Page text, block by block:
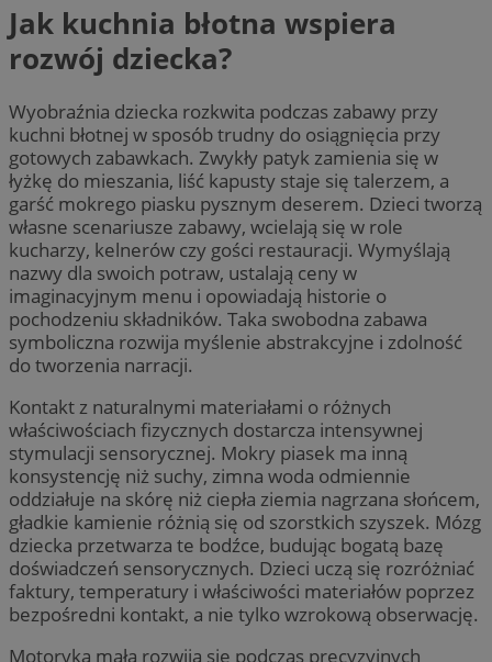
Jak kuchnia błotna wspiera
rozwój dziecka?
Wyobraźnia dziecka rozkwita podczas zabawy przy
kuchni błotnej w sposób trudny do osiągnięcia przy
gotowych zabawkach. Zwykły patyk zamienia się w
łyżkę do mieszania, liść kapusty staje się talerzem, a
garść mokrego piasku pysznym deserem. Dzieci tworzą
własne scenariusze zabawy, wcielają się w role
kucharzy, kelnerów czy gości restauracji. Wymyślają
nazwy dla swoich potraw, ustalają ceny w
imaginacyjnym menu i opowiadają historie o
pochodzeniu składników. Taka swobodna zabawa
symboliczna rozwija myślenie abstrakcyjne i zdolność
do tworzenia narracji.
Kontakt z naturalnymi materiałami o różnych
właściwościach fizycznych dostarcza intensywnej
stymulacji sensorycznej. Mokry piasek ma inną
konsystencję niż suchy, zimna woda odmiennie
oddziałuje na skórę niż ciepła ziemia nagrzana słońcem,
gładkie kamienie różnią się od szorstkich szyszek. Mózg
dziecka przetwarza te bodźce, budując bogatą bazę
doświadczeń sensorycznych. Dzieci uczą się rozróżniać
faktury, temperatury i właściwości materiałów poprzez
bezpośredni kontakt, a nie tylko wzrokową obserwację.
Motoryka mała rozwija się podczas precyzyjnych